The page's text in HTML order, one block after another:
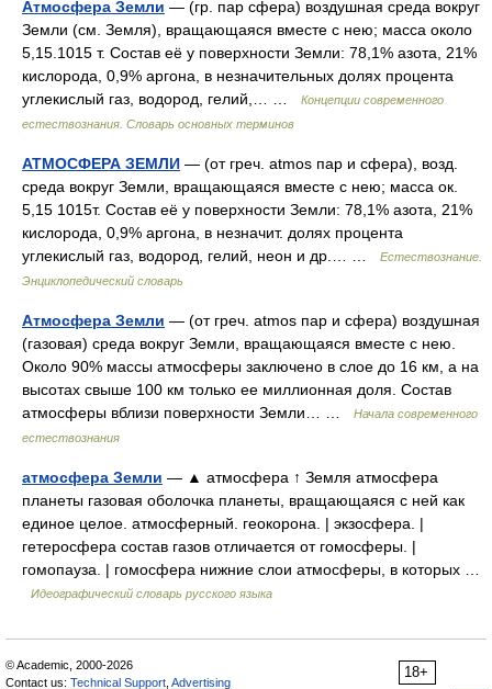
Атмосфера Земли — (гр. пар сфера) воздушная среда вокруг
Земли (см. Земля), вращающаяся вместе с нею; масса около
5,15.1015 т. Состав её у поверхности Земли: 78,1% азота, 21%
кислорода, 0,9% аргона, в незначительных долях процента
углекислый газ, водород, гелий,… …
Концепции современного
естествознания. Словарь основных терминов
АТМОСФЕРА ЗЕМЛИ — (от греч. atmоs пар и сфера), возд.
среда вокруг Земли, вращающаяся вместе с нею; масса ок.
5,15 1015т. Состав её у поверхности Земли: 78,1% азота, 21%
кислорода, 0,9% аргона, в незначит. долях процента
углекислый газ, водород, гелий, неон и др.… …
Естествознание.
Энциклопедический словарь
Атмосфера Земли — (от греч. atmos пар и сфера) воздушная
(газовая) среда вокруг Земли, вращающаяся вместе с нею.
Около 90% массы атмосферы заключено в слое до 16 км, а на
высотах свыше 100 км только ее миллионная доля. Состав
атмосферы вблизи поверхности Земли… …
Начала современного
естествознания
атмосфера Земли — ▲ атмосфера ↑ Земля атмосфера
планеты газовая оболочка планеты, вращающаяся с ней как
единое целое. атмосферный. геокорона. | экзосфера. |
гетеросфера состав газов отличается от гомосферы. |
гомопауза. | гомосфера нижние слои атмосферы, в которых …
Идеографический словарь русского языка
18+
© Academic, 2000-2026
Contact us: Technical Support Advertising